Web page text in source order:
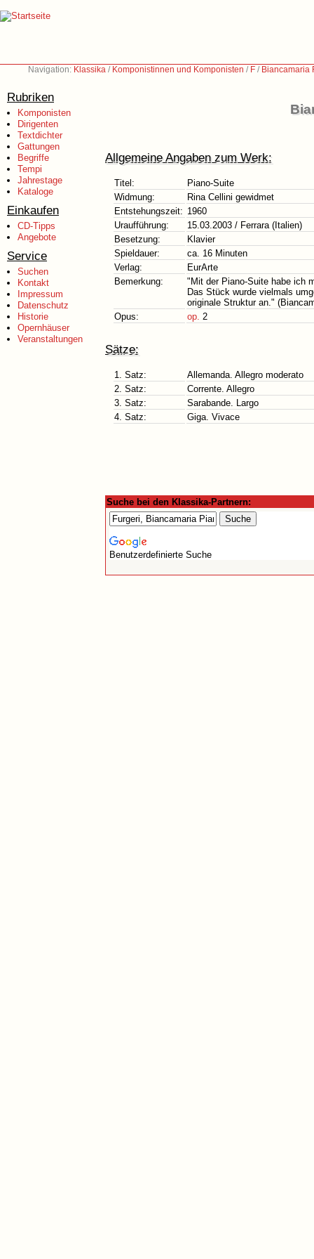
Navigation: Klassika / Komponistinnen und Komponisten / F / Biancamaria
Rubriken
Komponisten
Dirigenten
Textdichter
Gattungen
Begriffe
Tempi
Jahrestage
Kataloge
Einkaufen
CD-Tipps
Angebote
Service
Suchen
Kontakt
Impressum
Datenschutz
Historie
Opernhäuser
Veranstaltungen
Allgemeine Angaben zum Werk:
Titel:
Piano-Suite
Widmung:
Rina Cellini gewidmet
Entstehungszeit: 1960
Uraufführung:
15.03.2003 / Ferrara (Italien)
Besetzung:
Klavier
Spieldauer:
ca. 16 Minuten
Verlag:
EurArte
Bemerkung:
"Mit der Piano-Suite habe ich
Das Stück wurde vielmals
originale Struktur an."
Opus:
op. 2
Sätze:
1. Satz:
Allemanda. Allegro moderato
2. Satz:
Corrente. Allegro
3. Satz:
Sarabande. Largo
4. Satz:
Giga. Vivace
Suche bei den Klassika-Partnern:
Benutzerdefinierte Suche